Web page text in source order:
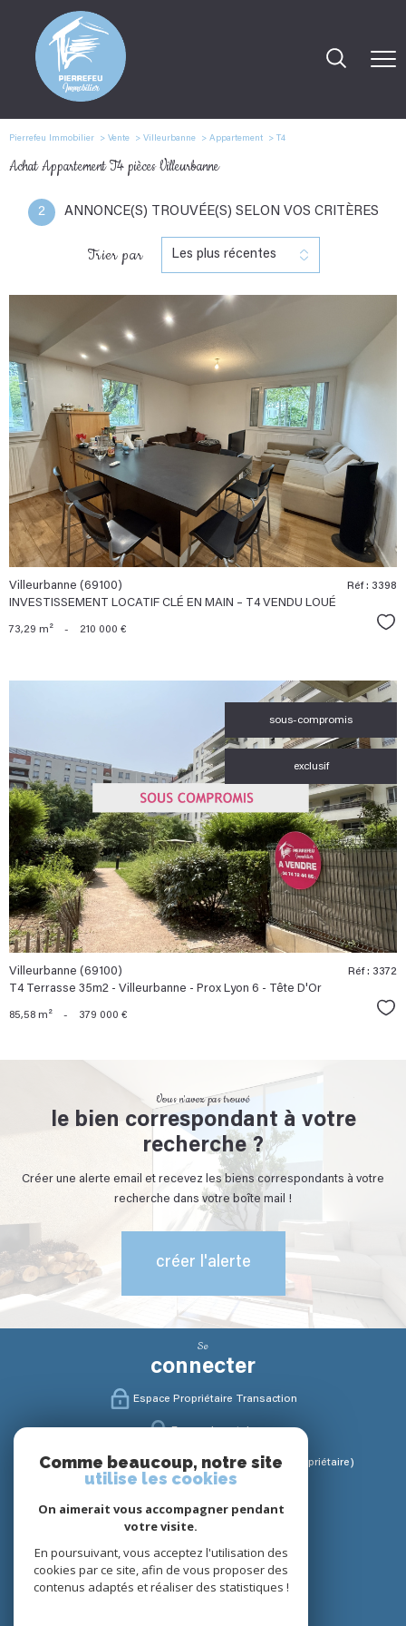
Pierrefeu Immobilier Vente Villeurbanne Appartement T4
Achat Appartement T4 pièces Villeurbanne
2 ANNONCE(S) TROUVÉE(S) SELON VOS CRITÈRES
Trier par Les plus récentes
voir le
bien
Villeurbanne (69100)
INVESTISSEMENT LOCATIF CLÉ EN MAIN – T4 VENDU LOUÉ
Réf : 3398
73,29 m² - 210 000 €
sous-compromis
exclusif
voir le
bien
Villeurbanne (69100)
T4 Terrasse 35m2 - Villeurbanne - Prox Lyon 6 - Tête D'Or
Réf : 3372
85,58 m² - 379 000 €
Vous n'avez pas trouvé
le bien correspondant à votre
recherche ?
Créer une alerte email et recevez les biens correspondants à votre
recherche dans votre boîte mail !
créer l'alerte
Se
connecter
Espace Propriétaire Transaction
Espace Locataire
Espace Gestion / Syndic (Propriétaire / Copropriétaire)
suivre
Comme beaucoup, notre site
utilise les cookies
On aimerait vous accompagner pendant
votre visite.
En poursuivant, vous acceptez l'utilisation des
cookies par ce site, afin de vous proposer des
contenus adaptés et réaliser des statistiques !